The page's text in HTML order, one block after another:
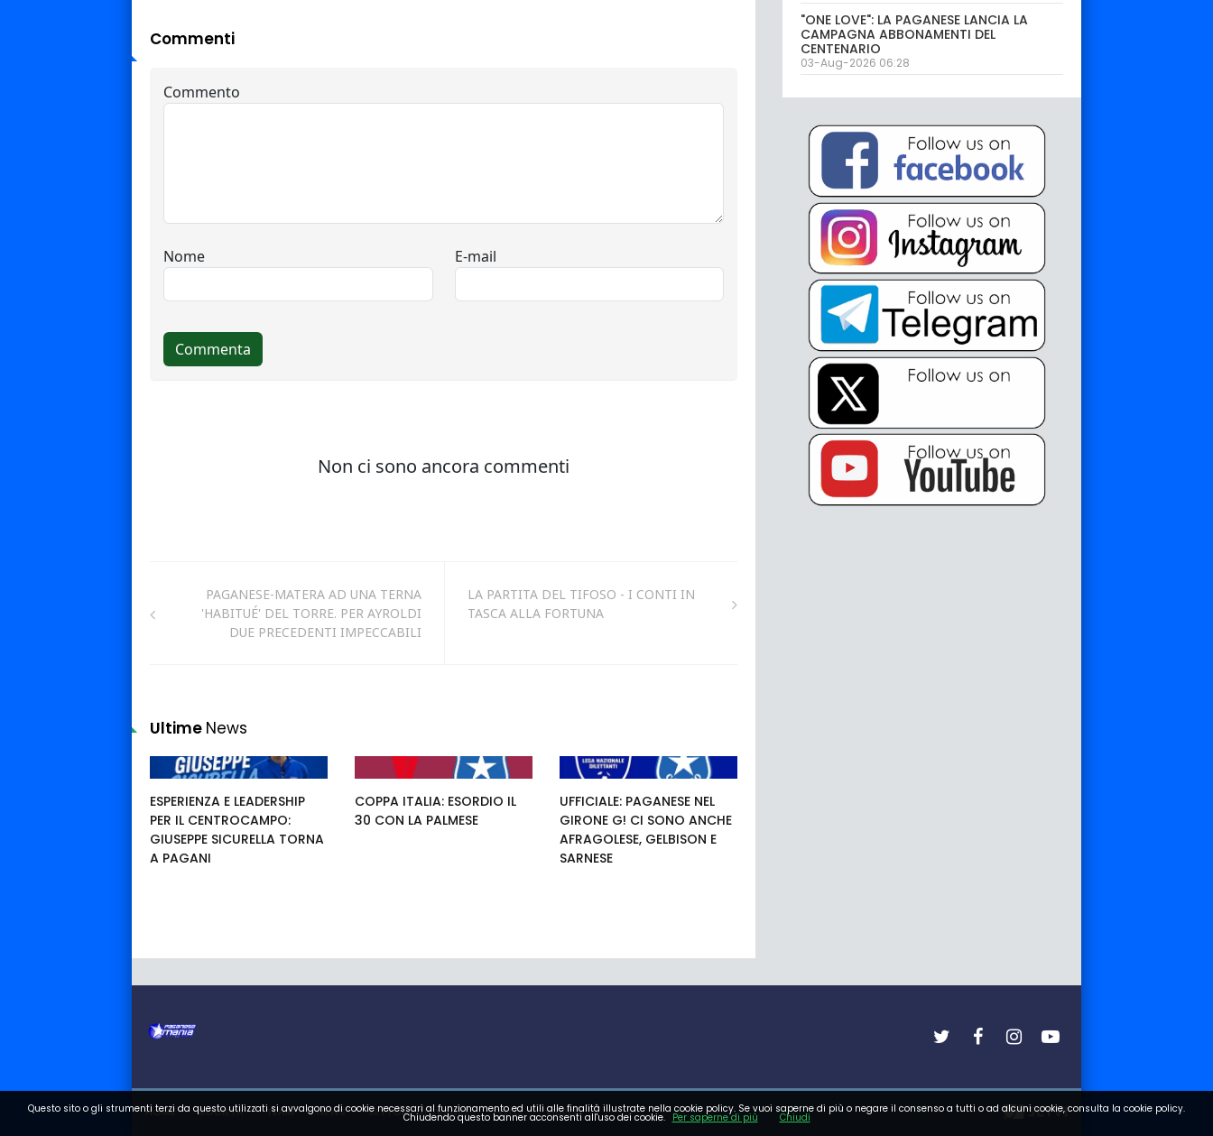
Commenti
PAGANESE-MATERA AD UNA TERNA
'HABITUÉ' DEL TORRE. PER AYROLDI
DUE PRECEDENTI IMPECCABILI
LA PARTITA DEL TIFOSO - I CONTI IN
TASCA ALLA FORTUNA
Ultime News
ESPERIENZA E LEADERSHIP
PER IL CENTROCAMPO:
GIUSEPPE SICURELLA TORNA
A PAGANI
COPPA ITALIA: ESORDIO IL
30 CON LA PALMESE
UFFICIALE: PAGANESE NEL
GIRONE G! CI SONO ANCHE
AFRAGOLESE, GELBISON E
SARNESE
"ONE LOVE": LA PAGANESE LANCIA LA
CAMPAGNA ABBONAMENTI DEL
CENTENARIO
03-Aug-2026 06:28
HOME SOCIETA TEAM NEWS SETTORE GIOVANILE FOTO VIDEO
Questo sito o gli strumenti terzi da questo utilizzati si avvalgono di cookie necessari al funzionamento ed utili alle finalità illustrate nella cookie policy. Se vuoi saperne di più o negare il consenso a tutti o ad alcuni cookie, consulta la cookie policy.
Chiudendo questo banner acconsenti all'uso dei cookie. Per saperne di più Chiudi